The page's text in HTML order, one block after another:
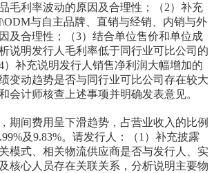
毛利率波动的原因及合理性；（2）补充
与自主品牌、直销与经销、内销与外
及合理性；（3）结合单位售价和单位成
说明发行人毛利率低于同行业可比公司的
）补充说明发行人销售净利润大幅增加的
变动趋势是否与同行业可比公司存在较大
会计师核查上述事项并明确发表意见。
间费用呈下滑趋势，占营业收入的比例
及9.83%。请发行人：（1）补充披露
模式、相关物流供应商是否与发行人、实
核心人员存在关联关系，分析说明主要物